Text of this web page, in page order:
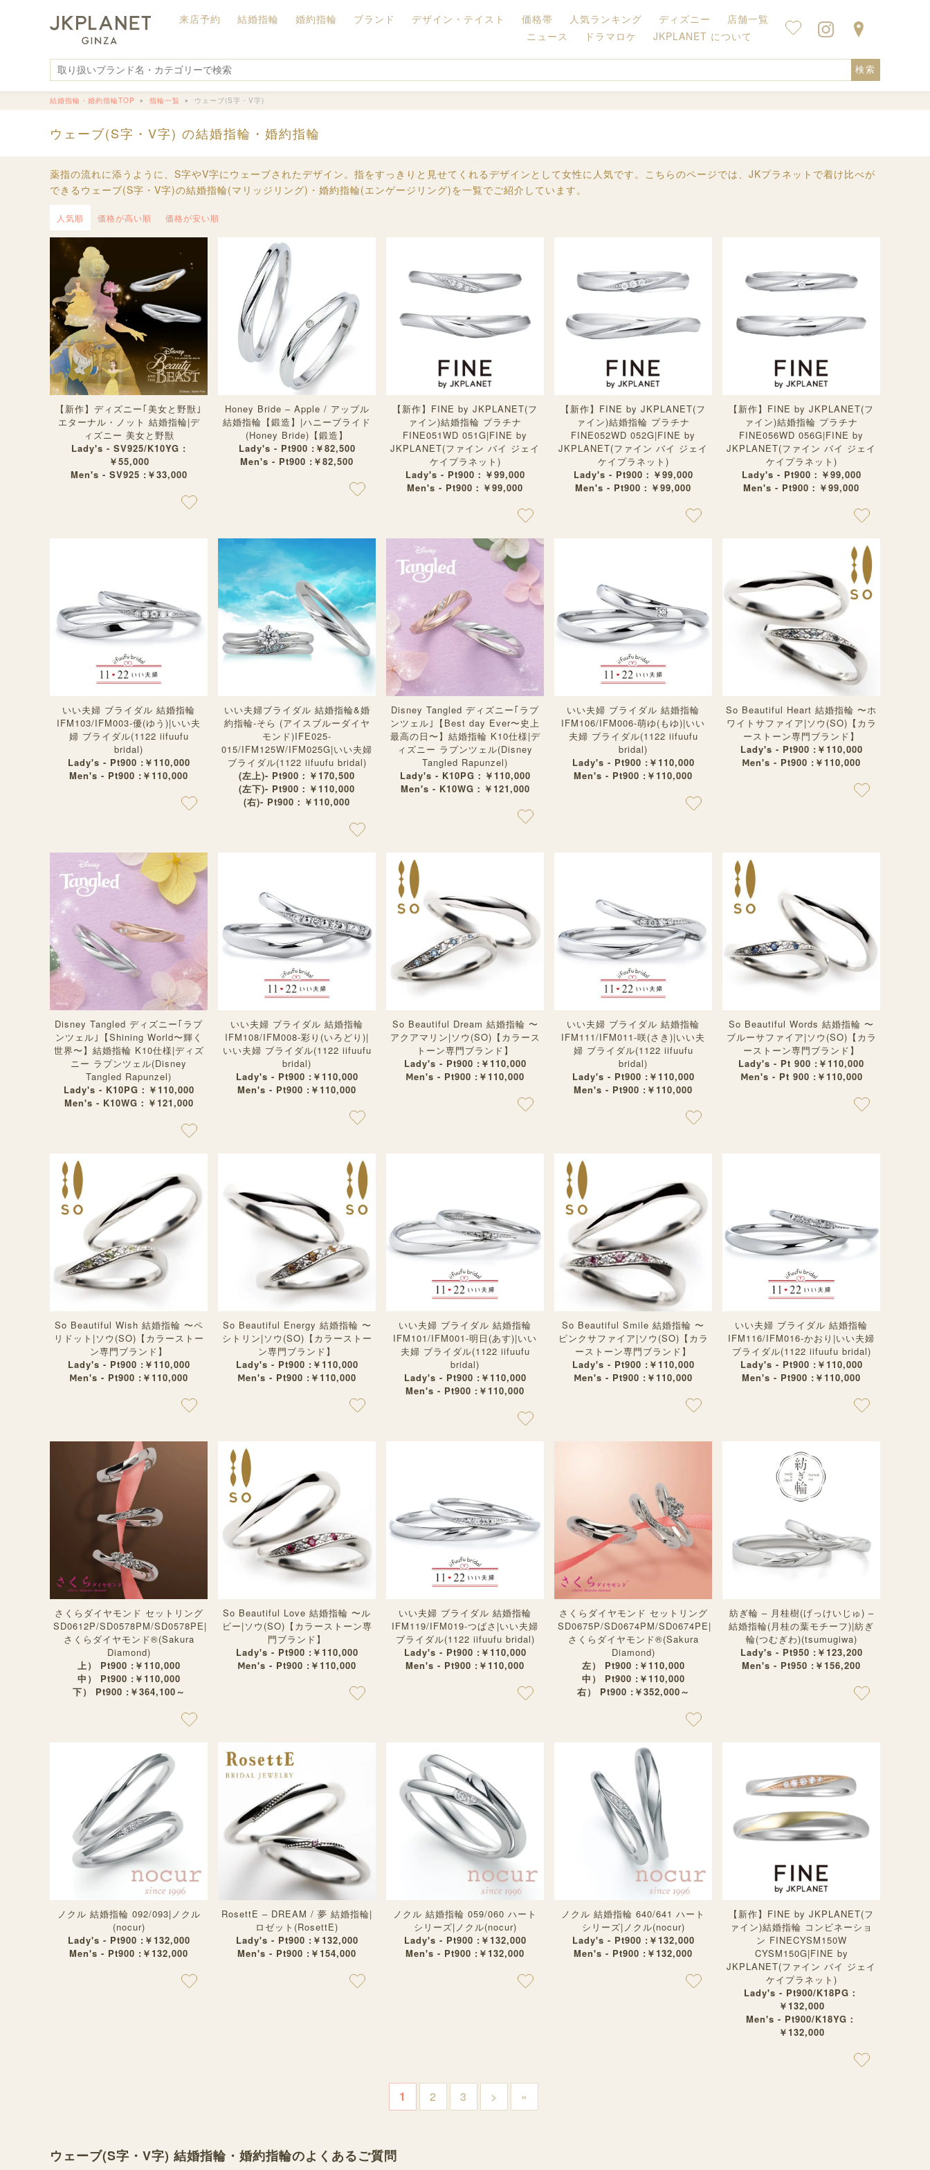
来店予約 結婚指輪 婚約指輪 ブランド デザイン・テイスト 価格帯 人気ランキング ディズニー
店舗一覧
ニュース
ドラマロケ JKPLANET について
検索
結婚指輪・婚約指輪TOP 指輪一覧 ウェーブ(S字・V字)
ウェーブ(S字・V字) の結婚指輪・婚約指輪
薬指の流れに添うように、S字やV字にウェーブされたデザイン。指をすっきりと見せてくれるデザインとして女性に人気です。こちらのページでは、JKプラネットで着け比べが
できるウェーブ(S字・V字)の結婚指輪(マリッジリング)・婚約指輪(エンゲージリング)を一覧でご紹介しています。
人気順 価格が高い順 価格が安い順
【新作】ディズニー｢美女と野獣｣
エターナル・ノット 結婚指輪|デ
ィズニー 美女と野獣
Lady's - SV925/K10YG :
￥55,000
Men's - SV925 :￥33,000
Honey Bride – Apple / アップル
結婚指輪【鍛造】|ハニーブライド
(Honey Bride)【鍛造】
Lady's - Pt900 :￥82,500
Men's - Pt900 :￥82,500
【新作】FINE by JKPLANET(フ
ァイン)結婚指輪 プラチナ
FINE051WD 051G|FINE by
JKPLANET(ファイン バイ ジェイ
ケイプラネット)
Lady's - Pt900：￥99,000
Men's - Pt900：￥99,000
【新作】FINE by JKPLANET(フ
ァイン)結婚指輪 プラチナ
FINE052WD 052G|FINE by
JKPLANET(ファイン バイ ジェイ
ケイプラネット)
Lady's - Pt900：￥99,000
Men's - Pt900：￥99,000
【新作】FINE by JKPLANET(フ
ァイン)結婚指輪 プラチナ
FINE056WD 056G|FINE by
JKPLANET(ファイン バイ ジェイ
ケイプラネット)
Lady's - Pt900：￥99,000
Men's - Pt900：￥99,000
いい夫婦 ブライダル 結婚指輪
IFM103/IFM003-優(ゆう)|いい夫
婦 ブライダル(1122 iifuufu
bridal)
Lady's - Pt900 :￥110,000
Men's - Pt900 :￥110,000
いい夫婦ブライダル 結婚指輪&婚
約指輪-そら (アイスブルーダイヤ
モンド)IFE025-
015/IFM125W/IFM025G|いい夫婦
ブライダル(1122 iifuufu bridal)
(左上)- Pt900：￥170,500
(左下)- Pt900：￥110,000
(右)- Pt900：￥110,000
Disney Tangled ディズニー｢ラプ
ンツェル｣【Best day Ever〜史上
最高の日〜】結婚指輪 K10仕様|デ
ィズニー ラプンツェル(Disney
Tangled Rapunzel)
Lady's - K10PG：￥110,000
Men's - K10WG：￥121,000
いい夫婦 ブライダル 結婚指輪
IFM106/IFM006-萌ゆ(もゆ)|いい
夫婦 ブライダル(1122 iifuufu
bridal)
Lady's - Pt900 :￥110,000
Men's - Pt900 :￥110,000
So Beautiful Heart 結婚指輪 〜ホ
ワイトサファイア|ソウ(SO)【カラ
ーストーン専門ブランド】
Lady's - Pt900 :￥110,000
Ⅿen's - Pt900 :￥110,000
Disney Tangled ディズニー｢ラプ
ンツェル｣【Shining World〜輝く
世界〜】結婚指輪 K10仕様|ディズ
ニー ラプンツェル(Disney
Tangled Rapunzel)
Lady's - K10PG：￥110,000
Men's - K10WG：￥121,000
いい夫婦 ブライダル 結婚指輪
IFM108/IFM008-彩り(いろどり)|
いい夫婦 ブライダル(1122 iifuufu
bridal)
Lady's - Pt900 :￥110,000
Men's - Pt900 :￥110,000
So Beautiful Dream 結婚指輪 〜
アクアマリン|ソウ(SO)【カラース
トーン専門ブランド】
Lady's - Pt900 :￥110,000
Ⅿen's - Pt900 :￥110,000
いい夫婦 ブライダル 結婚指輪
IFM111/IFM011-咲(さき)|いい夫
婦 ブライダル(1122 iifuufu
bridal)
Lady's - Pt900 :￥110,000
Men's - Pt900 :￥110,000
So Beautiful Words 結婚指輪 〜
ブルーサファイア|ソウ(SO)【カラ
ーストーン専門ブランド】
Lady's - Pt 900 :￥110,000
Ⅿen's - Pt 900 :￥110,000
So Beautiful Wish 結婚指輪 〜ペ
リドット|ソウ(SO)【カラーストー
ン専門ブランド】
Lady's - Pt900 :￥110,000
Ⅿen's - Pt900 :￥110,000
So Beautiful Energy 結婚指輪 〜
シトリン|ソウ(SO)【カラーストー
ン専門ブランド】
Lady's - Pt900 :￥110,000
Ⅿen's - Pt900 :￥110,000
いい夫婦 ブライダル 結婚指輪
IFM101/IFM001-明日(あす)|いい
夫婦 ブライダル(1122 iifuufu
bridal)
Lady's - Pt900 :￥110,000
Men's - Pt900 :￥110,000
So Beautiful Smile 結婚指輪 〜
ピンクサファイア|ソウ(SO)【カラ
ーストーン専門ブランド】
Lady's - Pt900 :￥110,000
Ⅿen's - Pt900 :￥110,000
いい夫婦 ブライダル 結婚指輪
IFM116/IFM016-かおり|いい夫婦
ブライダル(1122 iifuufu bridal)
Lady's - Pt900 :￥110,000
Men's - Pt900 :￥110,000
さくらダイヤモンド セットリング
SD0612P/SD0578PM/SD0578PE|
さくらダイヤモンド®︎(Sakura
Diamond)
上） Pt900 :￥110,000
中） Pt900 :￥110,000
下） Pt900 :￥364,100～
So Beautiful Love 結婚指輪 〜ル
ビー|ソウ(SO)【カラーストーン専
門ブランド】
Lady's - Pt900 :￥110,000
Ⅿen's - Pt900 :￥110,000
いい夫婦 ブライダル 結婚指輪
IFM119/IFM019-つばさ|いい夫婦
ブライダル(1122 iifuufu bridal)
Lady's - Pt900 :￥110,000
Men's - Pt900 :￥110,000
さくらダイヤモンド セットリング
SD0675P/SD0674PM/SD0674PE|
さくらダイヤモンド®︎(Sakura
Diamond)
左） Pt900 :￥110,000
中） Pt900 :￥110,000
右） Pt900 :￥352,000～
紡ぎ輪 – 月桂樹(げっけいじゅ) –
結婚指輪(月桂の葉モチーフ)|紡ぎ
輪(つむぎわ)(tsumugiwa)
Lady's - Pt950 :￥123,200
Men's - Pt950 :￥156,200
ノクル 結婚指輪 092/093|ノクル
(nocur)
Lady's - Pt900 :￥132,000
Men's - Pt900 :￥132,000
RosettE – DREAM / 夢 結婚指輪|
ロゼット(RosettE)
Lady's - Pt900 :￥132,000
Men's - Pt900 :￥154,000
ノクル 結婚指輪 059/060 ハート
シリーズ|ノクル(nocur)
Lady's - Pt900 :￥132,000
Men's - Pt900 :￥132,000
ノクル 結婚指輪 640/641 ハート
シリーズ|ノクル(nocur)
Lady's - Pt900 :￥132,000
Men's - Pt900 :￥132,000
【新作】FINE by JKPLANET(フ
ァイン)結婚指輪 コンビネーショ
ン FINECYSM150W
CYSM150G|FINE by
JKPLANET(ファイン バイ ジェイ
ケイプラネット)
Lady's - Pt900/K18PG：
￥132,000
Men's - Pt900/K18YG：
￥132,000
1 2 3 > »
ウェーブ(S字・V字) 結婚指輪・婚約指輪のよくあるご質問